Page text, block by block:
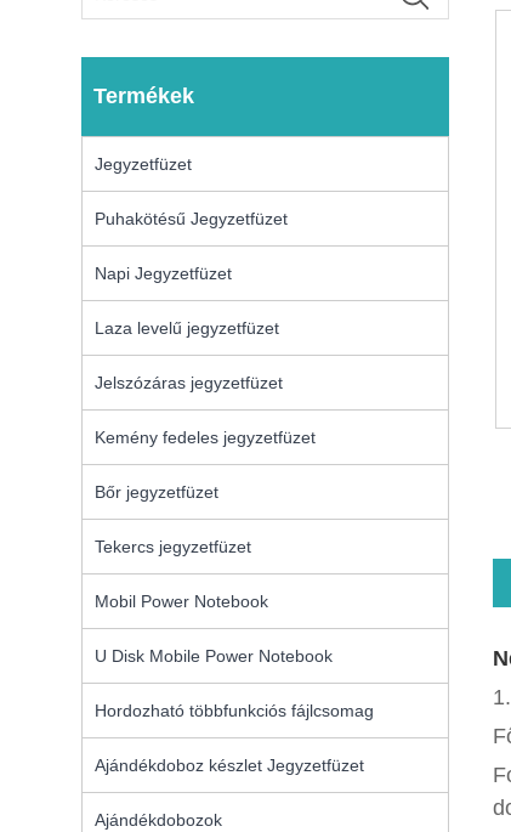
Termékek
Jegyzetfüzet
Puhakötésű Jegyzetfüzet
Napi Jegyzetfüzet
Laza levelű jegyzetfüzet
Jelszózáras jegyzetfüzet
Kemény fedeles jegyzetfüzet
Bőr jegyzetfüzet
Tekercs jegyzetfüzet
Mobil Power Notebook
U Disk Mobile Power Notebook
Hordozható többfunkciós fájlcsomag
Ajándékdoboz készlet Jegyzetfüzet
Ajándékdobozok